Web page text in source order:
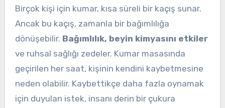
Birçok kişi için kumar, kısa süreli bir kaçış sunar.
Ancak bu kaçış, zamanla bir bağımlılığa
dönüşebilir. Bağımlılık, beyin kimyasını etkiler
ve ruhsal sağlığı zedeler. Kumar masasında
geçirilen her saat, kişinin kendini kaybetmesine
neden olabilir. Kaybettikçe daha fazla oynamak
için duyulan istek, insanı derin bir çukura